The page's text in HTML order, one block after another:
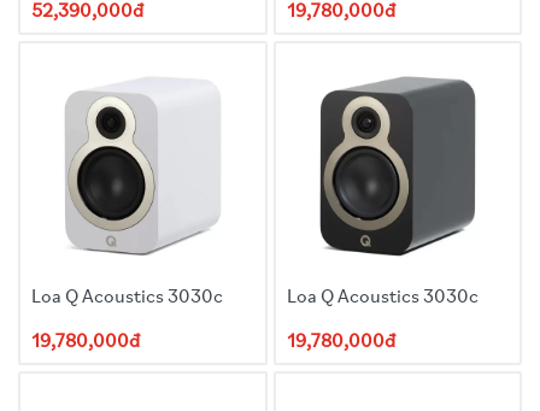
Khối lượng loa chính: 12.4kg (27lb 5oz)
Khối lượng loa thụ động: 11.8kg (26lb)
Đóng gói: 34.6kg (76lb 4oz)
52,390,000đ 19,780,000đ
Loa Q Acoustics 3030c
19,780,000đ
Loa Q Acoustics 3030c
19,780,000đ